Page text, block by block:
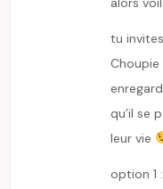
tu
qu’il se
leur vie
option 1